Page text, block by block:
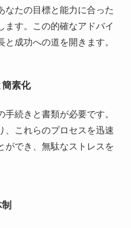
なたの目標と能力に合った
ます。この的確なアドバイ
成功への道を開きます。
素化
続きと書類が必要です。
、これらのプロセスを迅速
ができ、無駄なストレスを